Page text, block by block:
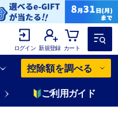
ログイン 新規登録 カート
控除額を調べる
ご利用ガイド